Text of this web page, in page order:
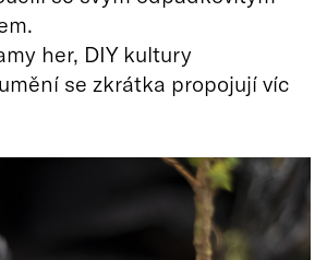
her, DIY kultury
se zkrátka propojují víc